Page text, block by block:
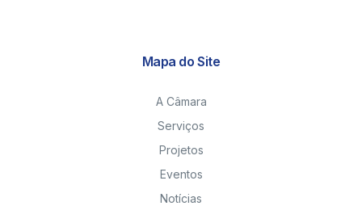
Mapa do Site
A Câmara
Serviços
Projetos
Eventos
Notícias